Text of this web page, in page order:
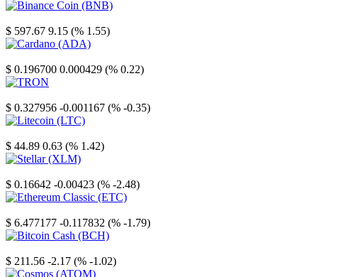
$ 597.67 9.15 (% 1.55)
$ 0.196700 0.000429 (% 0.22)
$ 0.327956 -0.001167 (% -0.35)
$ 44.89 0.63 (% 1.42)
$ 0.16642 -0.00423 (% -2.48)
$ 6.477177 -0.117832 (% -1.79)
$ 211.56 -2.17 (% -1.02)